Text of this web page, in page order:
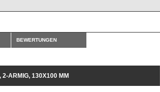
BEWERTUNGEN
ARMIG, 130X100 MM